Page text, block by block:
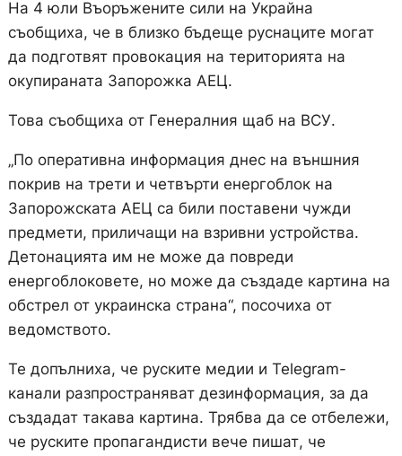
На 4 юли Въоръжените сили на Украйна
съобщиха, че в близко бъдеще руснаците могат
да подготвят провокация на територията на
окупираната Запорожка АЕЦ.
Това съобщиха от Генералния щаб на ВСУ.
„По оперативна информация днес на външния
покрив на трети и четвърти енергоблок на
Запорожската АЕЦ са били поставени чужди
предмети, приличащи на взривни устройства.
Детонацията им не може да повреди
енергоблоковете, но може да създаде картина на
обстрел от украинска страна“, посочиха от
ведомството.
Те допълниха, че руските медии и Telegram-
канали разпространяват дезинформация, за да
създадат такава картина. Трябва да се отбележи,
че руските пропагандисти вече пишат, че